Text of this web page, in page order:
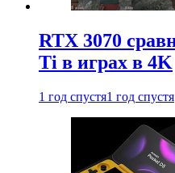
RTX 3070
Ti в играх в 4K
1 год спустя1 год спустя